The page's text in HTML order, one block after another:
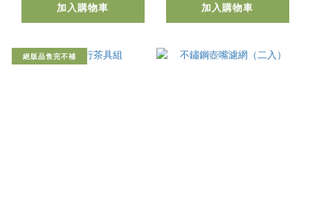
加入購物車 加入購物車
絕版品售完不補